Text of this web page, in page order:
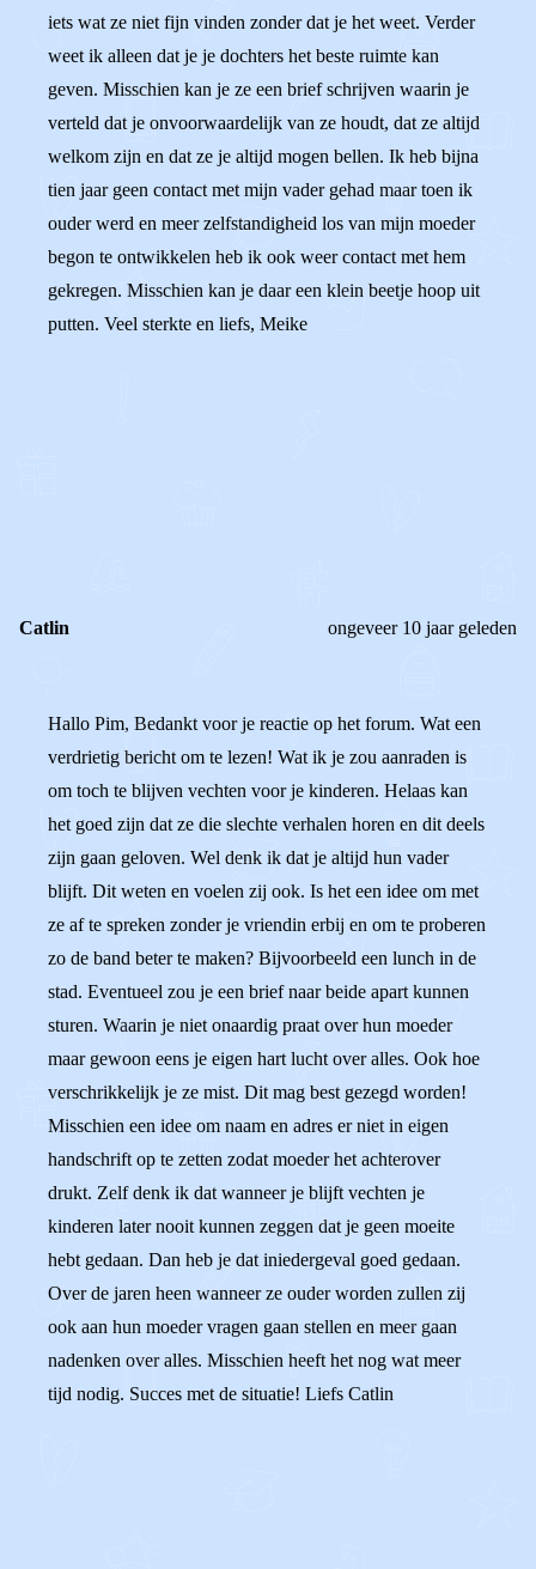
iets wat ze niet fijn vinden zonder dat je het weet. Verder
weet ik alleen dat je je dochters het beste ruimte kan
geven. Misschien kan je ze een brief schrijven waarin je
verteld dat je onvoorwaardelijk van ze houdt, dat ze altijd
welkom zijn en dat ze je altijd mogen bellen. Ik heb bijna
tien jaar geen contact met mijn vader gehad maar toen ik
ouder werd en meer zelfstandigheid los van mijn moeder
begon te ontwikkelen heb ik ook weer contact met hem
gekregen. Misschien kan je daar een klein beetje hoop uit
putten. Veel sterkte en liefs, Meike
Catlin ongeveer 10 jaar geleden
Hallo Pim, Bedankt voor je reactie op het forum. Wat een
verdrietig bericht om te lezen! Wat ik je zou aanraden is
om toch te blijven vechten voor je kinderen. Helaas kan
het goed zijn dat ze die slechte verhalen horen en dit deels
zijn gaan geloven. Wel denk ik dat je altijd hun vader
blijft. Dit weten en voelen zij ook. Is het een idee om met
ze af te spreken zonder je vriendin erbij en om te proberen
zo de band beter te maken? Bijvoorbeeld een lunch in de
stad. Eventueel zou je een brief naar beide apart kunnen
sturen. Waarin je niet onaardig praat over hun moeder
maar gewoon eens je eigen hart lucht over alles. Ook hoe
verschrikkelijk je ze mist. Dit mag best gezegd worden!
Misschien een idee om naam en adres er niet in eigen
handschrift op te zetten zodat moeder het achterover
drukt. Zelf denk ik dat wanneer je blijft vechten je
kinderen later nooit kunnen zeggen dat je geen moeite
hebt gedaan. Dan heb je dat iniedergeval goed gedaan.
Over de jaren heen wanneer ze ouder worden zullen zij
ook aan hun moeder vragen gaan stellen en meer gaan
nadenken over alles. Misschien heeft het nog wat meer
tijd nodig. Succes met de situatie! Liefs Catlin